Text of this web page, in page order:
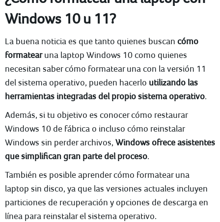
Windows 10 u 11?
La buena noticia es que tanto quienes buscan cómo
formatearuna laptop Windows 10 como quienes
necesitan saber cómo formatear una con la versión 11
del sistema operativo, pueden hacerlo utilizando las
herramientas integradas del propio sistema operativo.
Además, si tu objetivo es conocer cómo restaurar
Windows 10 de fábrica o incluso cómo reinstalar
Windows sin perder archivos, Windows ofrece asistentes
que simplifican gran parte del proceso.
También es posible aprender cómo formatear una
laptop sin disco, ya que las versiones actuales incluyen
particiones de recuperación y opciones de descarga en
línea para reinstalar el sistema operativo.